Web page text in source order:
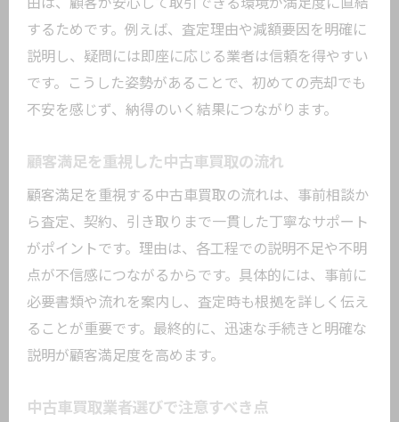
るコツ
中古車買取におけるトラブル回避のポイ
ント
顧客満足度向上に役立つ中古車買取のコツ
解説
満足度を上げる中古車買取のサービス事
例
中古車買取の口コミ活用術と体験談の探
し方
顧客目線で考える中古車買取の選び方
中古車買取に役立つ交渉テクニックを紹
介
安心して任せられる中古車買取の特徴
するためです。例えば、査定理由や減額要因を明確に
説明し、疑問には即座に応じる業者は信頼を得やすい
です。こうした姿勢があることで、初めての売却でも
不安を感じず、納得のいく結果につながります。
顧客満足を重視した中古車買取の流れ
顧客満足を重視する中古車買取の流れは、事前相談か
ら査定、契約、引き取りまで一貫した丁寧なサポート
がポイントです。理由は、各工程での説明不足や不明
点が不信感につながるからです。具体的には、事前に
必要書類や流れを案内し、査定時も根拠を詳しく伝え
ることが重要です。最終的に、迅速な手続きと明確な
説明が顧客満足度を高めます。
中古車買取業者選びで注意すべき点